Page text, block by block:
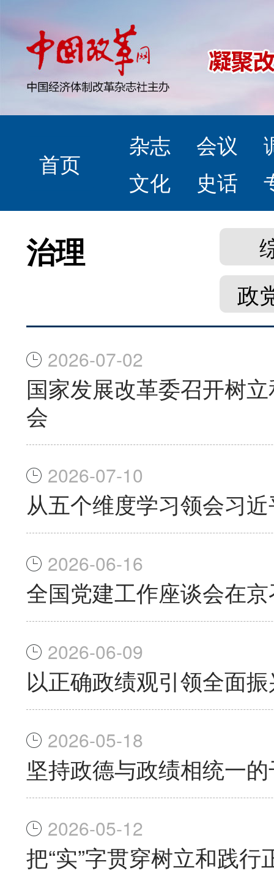
首页
杂志 会议
文化
史话
治理
政
2026-07-02
国家发展改革委召开树
会
2026-07-10
从五个维度学习领会习
2026-06-16
全国党建工作座谈会在
2026-06-09
以正确政绩观引领全面
2026-05-18
坚持政德与政绩相统一
2026-05-12
把“实”字贯穿树立和践